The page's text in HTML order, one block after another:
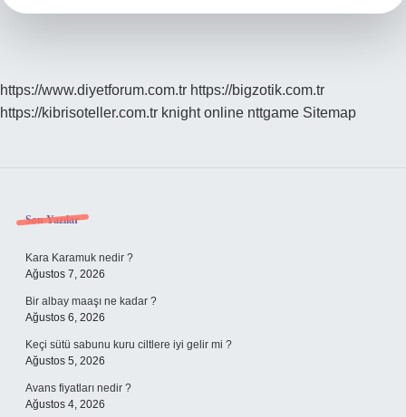
https://www.diyetforum.com.tr https://bigzotik.com.tr
https://kibrisoteller.com.tr knight online nttgame Sitemap
Sidebar
Son Yazılar
Kara Karamuk nedir ?
Ağustos 7, 2026
Bir albay maaşı ne kadar ?
Ağustos 6, 2026
Keçi sütü sabunu kuru ciltlere iyi gelir mi ?
Ağustos 5, 2026
Avans fiyatları nedir ?
Ağustos 4, 2026